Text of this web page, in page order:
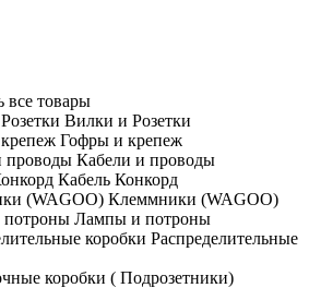
все товары
Вилки и Розетки
Гофры и крепеж
Кабели и проводы
Кабель Конкорд
Клеммники (WAGOО)
Лампы и потроны
Распределительные